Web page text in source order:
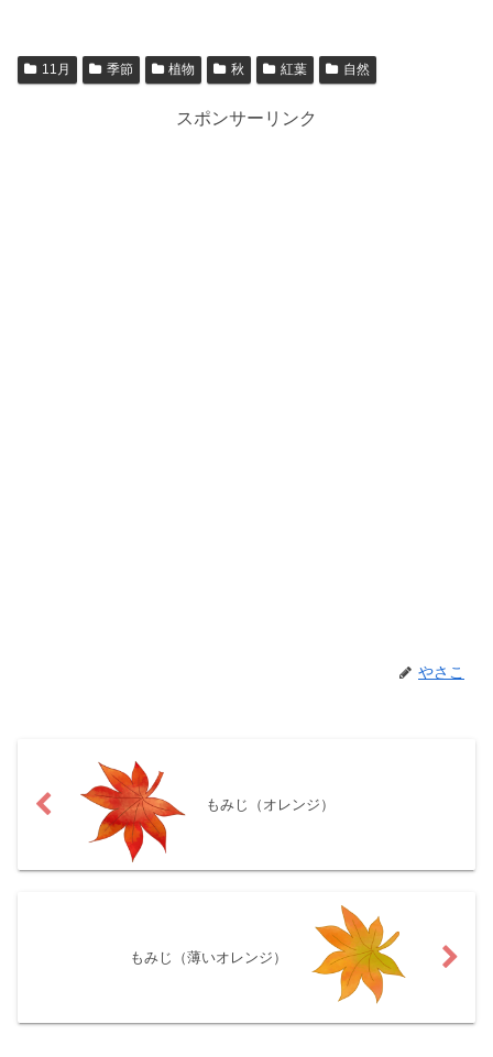
11月 季節 植物 秋 紅葉 自然
スポンサーリンク
やさこ
もみじ（オレンジ）
もみじ（薄いオレンジ）